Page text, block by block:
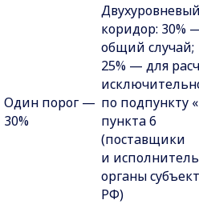
Один порог —
30%
коридор: 30%
общий случай;
25% — для
по подпункту
пункта 6
(поставщики
и
органы
РФ)